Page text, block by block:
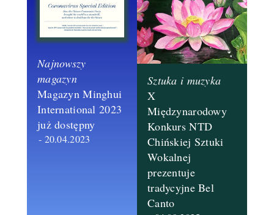
Najnowszy
magazyn
Magazyn Minghui
International 2023 ​
już dostępny
- 20.04.2023
Sztuka i muzyka
X
Międzynarodowy
Konkurs NTD
Chińskiej Sztuki
Wokalnej
prezentuje
tradycyjne Bel
Canto